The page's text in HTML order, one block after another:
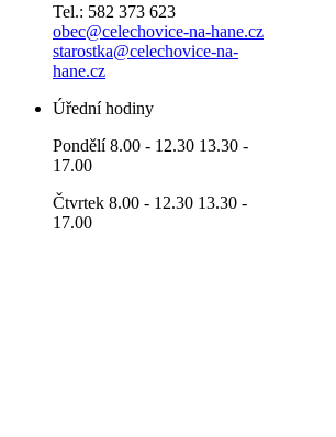
Tel.: 582 373 623
obec@celechovice-na-hane.cz
starostka@celechovice-na-
hane.cz
Úřední hodiny
Pondělí 8.00 - 12.30 13.30 -
17.00
Čtvrtek 8.00 - 12.30 13.30 -
17.00